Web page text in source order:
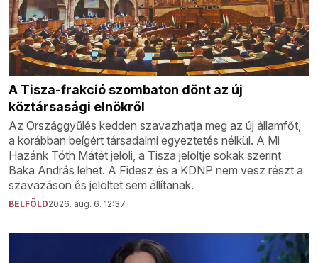
A Tisza-frakció szombaton dönt az új
köztársasági elnökről
Az Országgyűlés kedden szavazhatja meg az új államfőt,
a korábban beígért társadalmi egyeztetés nélkül. A Mi
Hazánk Tóth Mátét jelöli, a Tisza jelöltje sokak szerint
Baka András lehet. A Fidesz és a KDNP nem vesz részt a
szavazáson és jelöltet sem állítanak.
BELFÖLD2026. aug. 6. 12:37